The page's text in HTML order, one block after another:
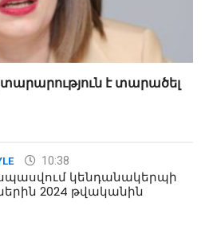
է տարածել
10:38
սպասվում կենդանակերպի
2024 թվականին